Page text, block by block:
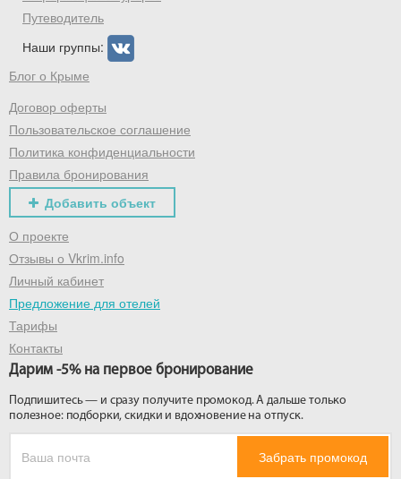
Путеводитель
Наши группы:
Блог о Крыме
Договор оферты
Пользовательское соглашение
Политика конфиденциальности
Правила бронирования
Добавить объект
О проекте
Отзывы о Vkrim.info
Личный кабинет
Предложение для отелей
Тарифы
Контакты
Дарим -5% на первое бронирование
Подпишитесь — и сразу получите промокод. А дальше только
полезное: подборки, скидки и вдохновение на отпуск.
Забрать промокод
Хочешь дешевле? Оставь почту и получи
промокод на первое бронирование!